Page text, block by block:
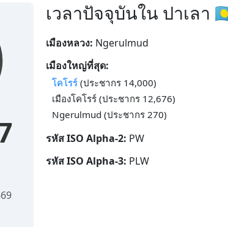
เวลาปัจจุบันใน ปาเลา
เมืองหลวง: Ngerulmud
เมืองใหญ่ที่สุด:
โคโรร์ (ประชากร 14,000)
เมืองโคโรร์ (ประชากร 12,676)
Ngerulmud (ประชากร 270)
รหัส ISO Alpha-2: PW
รหัส ISO Alpha-3: PLW